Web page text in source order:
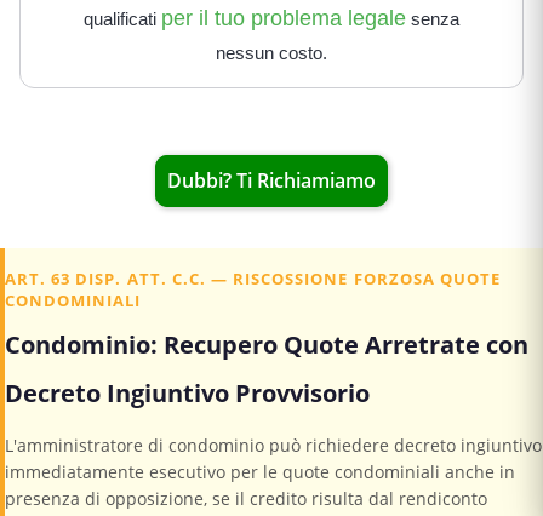
qualificati per il tuo problema legale senza
nessun costo.
Dubbi? Ti Richiamiamo
ART. 63 DISP. ATT. C.C. — RISCOSSIONE FORZOSA QUOTE
CONDOMINIALI
Condominio: Recupero Quote Arretrate con
Decreto Ingiuntivo Provvisorio
L'amministratore di condominio può richiedere decreto ingiuntivo
immediatamente esecutivo per le quote condominiali anche in
presenza di opposizione, se il credito risulta dal rendiconto